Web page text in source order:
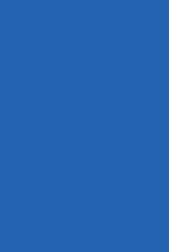
eines
Festsetzungen
Gewerbe) und